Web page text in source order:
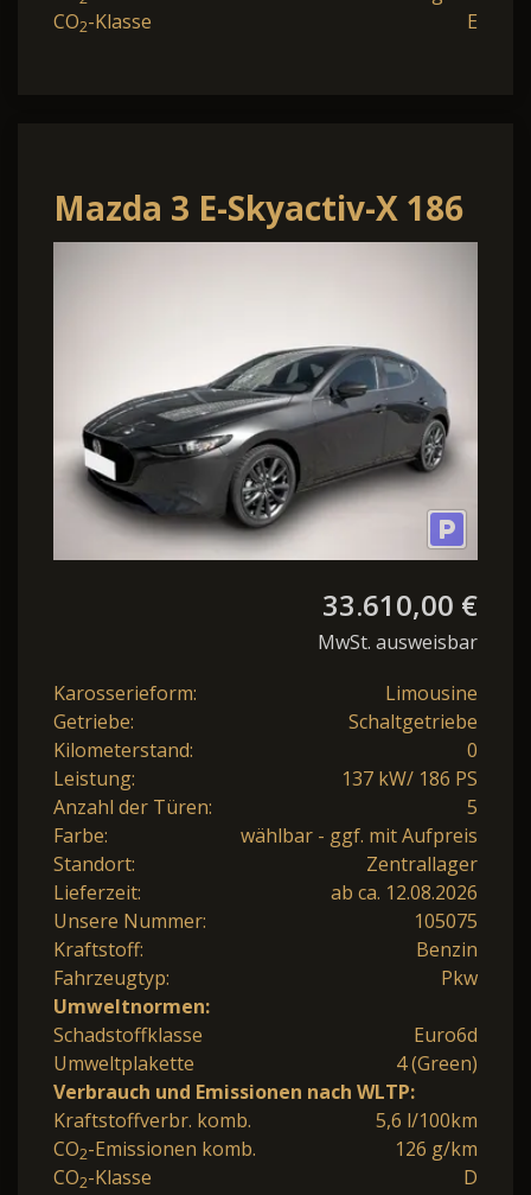
CO2-Klasse E
Mazda 3 E-Skyactiv-X 186
48V Nagisa
33.610,00 €
MwSt. ausweisbar
Karosserieform:
Limousine
Getriebe:
Schaltgetriebe
Kilometerstand:
0
Leistung:
137 kW/ 186 PS
Anzahl der Türen:
5
Farbe:
wählbar - ggf. mit Aufpreis
Standort:
Zentrallager
Lieferzeit:
ab ca. 12.08.2026
Unsere Nummer:
105075
Kraftstoff:
Benzin
Fahrzeugtyp:
Pkw
Umweltnormen:
Schadstoffklasse
Euro6d
Umweltplakette
4 (Green)
Verbrauch und Emissionen nach WLTP:
Kraftstoffverbr. komb.
5,6 l/100km
CO2-Emissionen komb.
126 g/km
CO2-Klasse D